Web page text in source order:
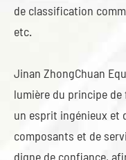
de classification
etc.
Jinan ZhongChuan
lumière du principe
un esprit ingénieux et
composants et de
digne de confiance,